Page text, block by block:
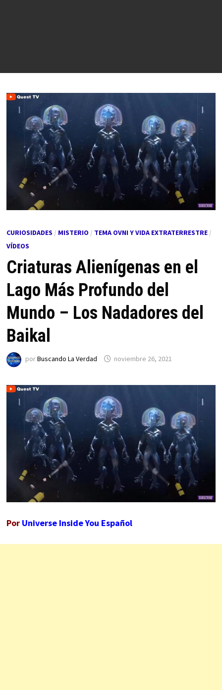
CURIOSIDADES / MISTERIO / TEMA OVNI Y VIDA EXTRATERRESTRE/
VÍDEOS
Criaturas Alienígenas en el
Lago Más Profundo del
Mundo – Los Nadadores del
Baikal
porBuscando La Verdad noviembre 26, 2021
Por Universe Inside You Español